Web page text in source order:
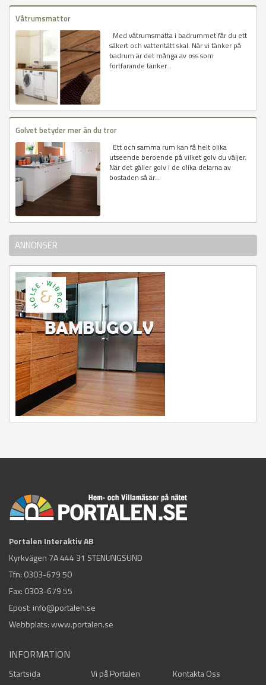
Våtrumsmattor
Med våtrumsmatta i badrummet får du ett
säkert och vattentätt skal. När vi tänker på
badrum är det många av oss som
fortfarande tänker...
Golvet betyder mer än du tror
Ett och samma rum kan få helt olika
utseende beroende på vilket golv du väljer.
När det gäller golv i de olika delarna av
bostaden så är...
ANNONSER
Portalen Interaktiv AB
Kyrkvägen 7A 444 31 STENUNGSUND
Tfn: 0303-679 50
Fax: 0303-679 55
Epost: info@portalen.se
Webbplats: www.portalen.se
INFORMATION
Startsida Vi på Portalen Kontakta Oss